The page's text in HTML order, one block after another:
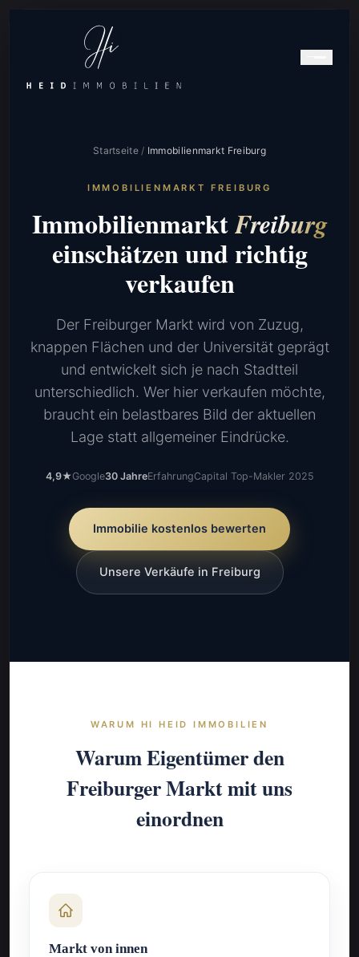
Startseite / Immobilienmarkt Freiburg
IMMOBILIENMARKT FREIBURG
ImmobilienmarktFreiburg
einschätzen und richtig
verkaufen
Der Freiburger Markt wird von Zuzug,
knappen Flächen und der Universität geprägt
und entwickelt sich je nach Stadtteil
unterschiedlich. Wer hier verkaufen möchte,
braucht ein belastbares Bild der aktuellen
Lage statt allgemeiner Eindrücke.
4,9★Google30 JahreErfahrungCapital Top-Makler 2025
Immobilie kostenlos bewerten
Unsere Verkäufe in Freiburg
WARUM HI HEID IMMOBILIEN
Warum Eigentümer den
Freiburger Markt mit uns
einordnen
Markt von innen